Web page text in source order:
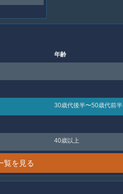
年齢
30歳代後半〜50歳代前半
40歳以上
覧を見る